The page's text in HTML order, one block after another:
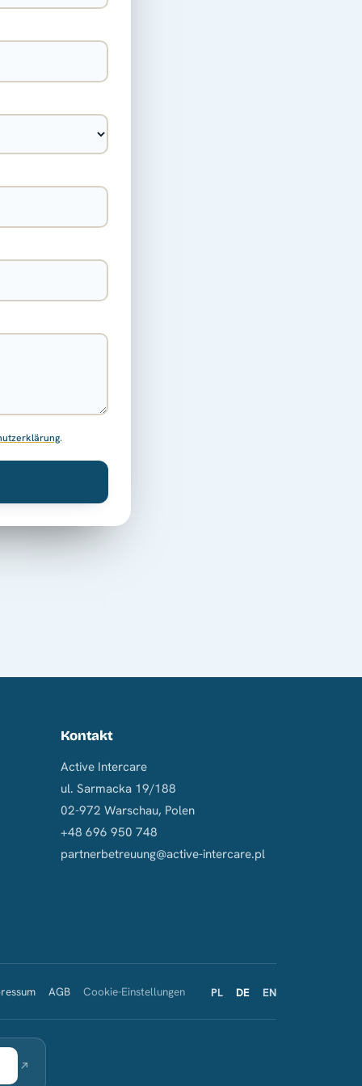
.
Kontakt
Active Intercare
ul. Sarmacka 19/188
02-972 Warschau, Polen
+48 696 950 748
partnerbetreuung@active-intercare.pl
AGB Cookie-Einstellungen PL DE EN